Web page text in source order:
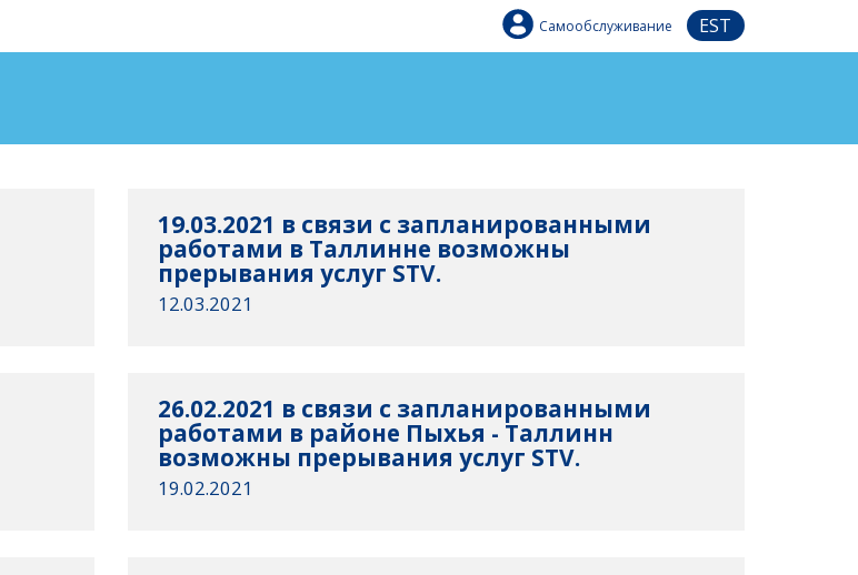
Самообслуживание EST
19.03.2021 в связи с запланированными
работами в Таллинне возможны
прерывания услуг STV.
12.03.2021
26.02.2021 в связи с запланированными
работами в районе Пыхья - Таллинн
возможны прерывания услуг STV.
19.02.2021